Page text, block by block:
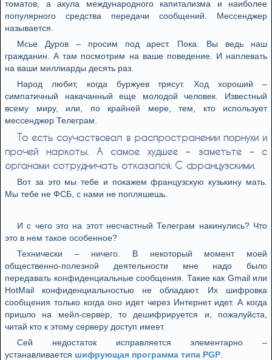
томатов, а акула международного капитализма и наиболее
популярного средства передачи сообщений. Мессенджер
называется.
Мсье Дуров – просим под арест. Пока. Вы ведь наш
гражданин. А там посмотрим на ваше поведение. И наплевать
на ваши миллиарды десять раз.
Народ любит, когда буржуев трясут. Ход хороший –
симпатичный накачанный еще молодой человек. Известный
всему миру, или, по крайней мере, тем, кто использует
мессенджер Телеграм.
То есть соучаствовал в распространении порнухи и
прочей наркоты. А самое худшее – заметьте – с
органами сотрудничать отказался. С французскими.
Вот за это мы тебе и покажем французскую кузькину мать.
Мы тебе не ФСБ, с нами не попляшешь.
И с чего это на этот несчастный Телеграм накинулись? Что
это в нем такое особенное?
Технически – ничего. В некоторый момент моей
общественно-полезной деятельности мне надо было
передавать конфиденциальные сообщения. Такие как Gmail или
HotMail конфиденциальностью не обладают. Их шифровка
сообщения только когда оно идет через Интернет идет. А когда
пришло на мейл-сервер, то дешифрируется и, пожалуйста,
читай кто к этому серверу доступ имеет.
Сей недостаток исправляется элементарно –
устанавливается шифрующая программа типа PGP